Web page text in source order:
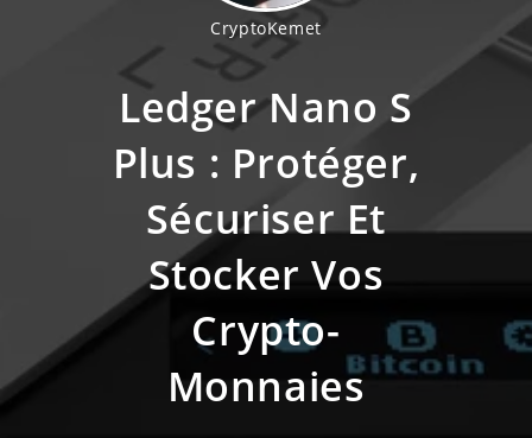
CryptoKemet
Ledger Nano S
Plus : Protéger,
Sécuriser Et
Stocker Vos
Crypto-
Monnaies